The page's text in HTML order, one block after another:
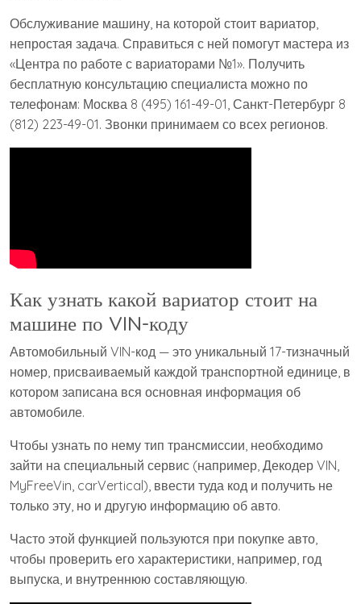
Обслуживание машину, на которой стоит вариатор,
непростая задача. Справиться с ней помогут мастера из
«Центра по работе с вариаторами №1». Получить
бесплатную консультацию специалиста можно по
телефонам: Москва 8 (495) 161-49-01, Санкт-Петербург 8
(812) 223-49-01. Звонки принимаем со всех регионов.
Как узнать какой вариатор стоит на
машине по VIN-коду
Автомобильный VIN-код — это уникальный 17-тизначный
номер, присваиваемый каждой транспортной единице, в
котором записана вся основная информация об
автомобиле.
Чтобы узнать по нему тип трансмиссии, необходимо
зайти на специальный сервис (например, Декодер VIN,
MyFreeVin, carVertical), ввести туда код и получить не
только эту, но и другую информацию об авто.
Часто этой функцией пользуются при покупке авто,
чтобы проверить его характеристики, например, год
выпуска, и внутреннюю составляющую.